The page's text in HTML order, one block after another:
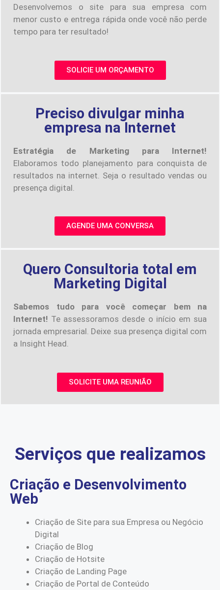
Desenvolvemos o site para sua empresa com
menor custo e entrega rápida onde você não perde
tempo para ter resultado!
SOLICIE UM ORÇAMENTO
Preciso divulgar minha
empresa na Internet
Estratégia de Marketing para Internet!
Elaboramos todo planejamento para conquista de
resultados na internet. Seja o resultado vendas ou
presença digital.
AGENDE UMA CONVERSA
Quero Consultoria total em
Marketing Digital
Sabemos tudo para você começar bem na
Internet! Te assessoramos desde o início em sua
jornada empresarial. Deixe sua presença digital com
a Insight Head.
SOLICITE UMA REUNIÃO
Serviços que realizamos
Criação e Desenvolvimento
Web
Criação de Site para sua Empresa ou Negócio
Digital
Criação de Blog
Criação de Hotsite
Criação de Landing Page
Criação de Portal de Conteúdo